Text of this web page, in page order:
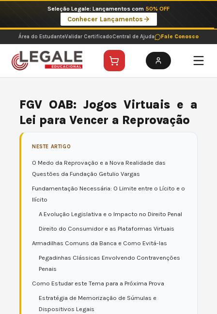
o
conteúdo
Imperdíveis no Pix: Pós Selecionadas a 199 reais no pix em parcela única
Ver ofertas
Área do EstudanteValidar CertificadoCentral de Ajuda Fale Conosco
FGV OAB: Jogos Virtuais e a
Lei para Vencer a Reprovação
NESTE ARTIGO
O Medo da Reprovação e a Nova Realidade das
Questões da Fundação Getulio Vargas
Fundamentação Necessária: O Limite entre o Lícito e o
Ilícito
A Evolução Legislativa e o Impacto no Direito Penal
Direito do Consumidor e as Plataformas Virtuais
Armadilhas Comuns da Banca e Como Evitá-las
Pegadinhas Clássicas Envolvendo Contravenções
Penais
Como Estudar este Tema para a Próxima Prova
Estratégia de Memorização de Súmulas e
Dispositivos Legais